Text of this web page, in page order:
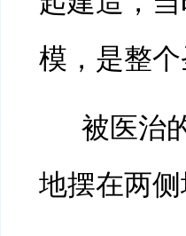
模，是整
被医治
地摆在两侧